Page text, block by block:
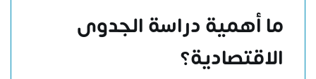
ما أهمية دراسة الجدوى
الاقتصادية؟